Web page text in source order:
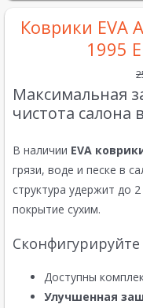
Коврики EVA
1995
Максимальная
чистота салона
В наличии EVA
грязи, воде и песке в
структура удержит до
покрытие сухим.
Доступны
Улучшенная